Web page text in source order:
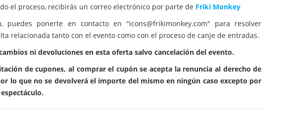
el proceso, recibirás un correo electrónico por parte de Friki Monkey
puedes ponerte en contacto en "icons@frikimonkey.com" para resolver
relacionada tanto con el evento como con el proceso de canje de entradas.
ni devoluciones en esta oferta salvo cancelación del evento.
de cupones, al comprar el cupón se acepta la renuncia al derecho de
lo que no se devolverá el importe del mismo en ningún caso excepto por